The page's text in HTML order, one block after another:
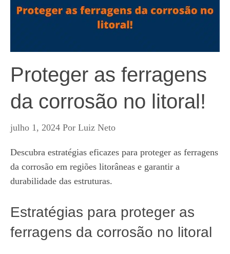
Proteger as ferragens
da corrosão no litoral!
julho 1, 2024 Por Luiz Neto
Descubra estratégias eficazes para proteger as ferragens
da corrosão em regiões litorâneas e garantir a
durabilidade das estruturas.
Estratégias para proteger as
ferragens da corrosão no litoral